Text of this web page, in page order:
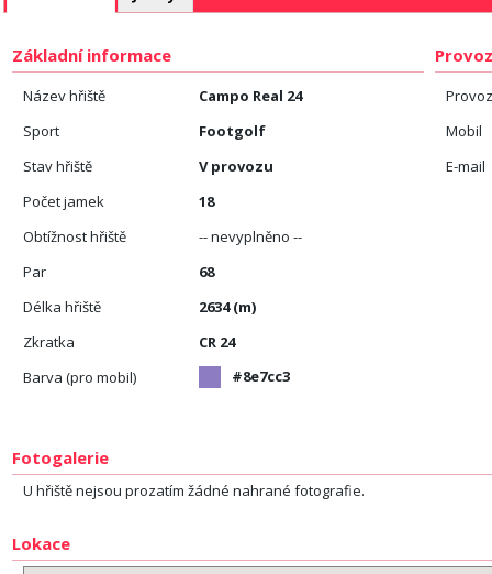
Základní informace
Název hřiště
Campo Real 24
Sport
Footgolf
Stav hřiště
V provozu
Počet jamek
18
Obtížnost hřiště
-- nevyplněno --
Par
68
Délka hřiště
2634 (m)
Zkratka
CR 24
Barva (pro mobil)
#8e7cc3
Mobil
E-mail
Fotogalerie
U hřiště nejsou prozatím žádné nahrané fotografie.
Lokace